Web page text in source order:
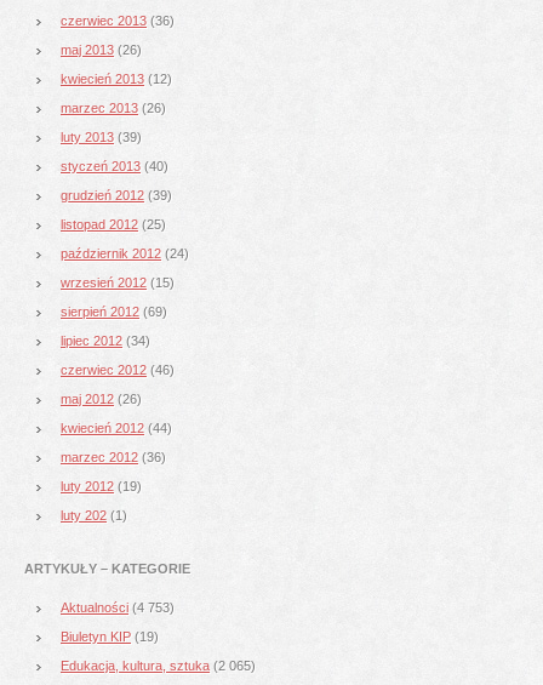
czerwiec 2013 (36)
maj 2013 (26)
kwiecień 2013 (12)
marzec 2013 (26)
luty 2013 (39)
styczeń 2013 (40)
grudzień 2012 (39)
listopad 2012 (25)
październik 2012 (24)
wrzesień 2012 (15)
sierpień 2012 (69)
lipiec 2012 (34)
czerwiec 2012 (46)
maj 2012 (26)
kwiecień 2012 (44)
marzec 2012 (36)
luty 2012 (19)
luty 202 (1)
ARTYKUŁY – KATEGORIE
Aktualności (4 753)
Biuletyn KIP (19)
Edukacja, kultura, sztuka (2 065)